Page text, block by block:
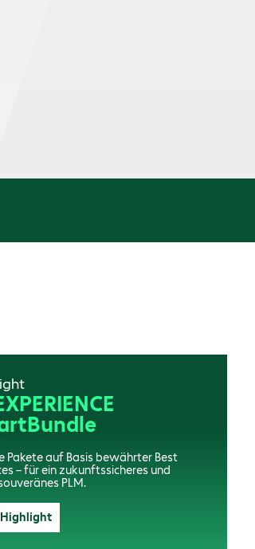
Pakete auf Basis bewährter Best
– für ein zukunftssicheres und
PLM.
Highlight